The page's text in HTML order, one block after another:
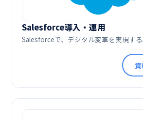
Salesforce導入・運用
Salesforceで、デジタル変革を実現する